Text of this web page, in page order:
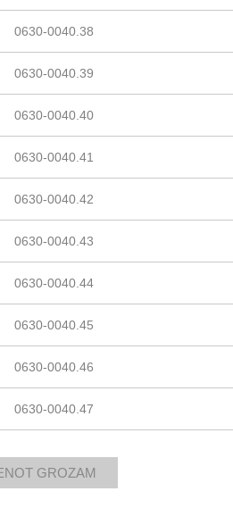
0630-0040.38
0630-0040.39
0630-0040.40
0630-0040.41
0630-0040.42
0630-0040.43
0630-0040.44
0630-0040.45
0630-0040.46
0630-0040.47